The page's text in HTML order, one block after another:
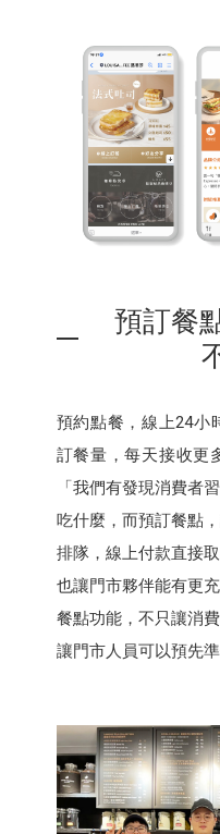
預訂餐
預約點餐，線上24小
訂餐量，每天接收更
「我們有發現消費者
吃什麼，而預訂餐點
排隊，線上付款直接
也讓門市夥伴能有更
餐點功能，不只讓消
讓門市人員可以預先